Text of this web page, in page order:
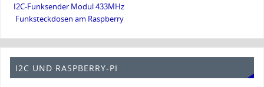
I2C-Funksender Modul 433MHz
Funksteckdosen am Raspberry
I2C UND RASPBERRY-PI